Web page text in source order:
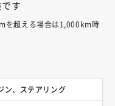
す
を超える場合は1,000km時
ン、ステアリング